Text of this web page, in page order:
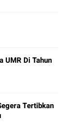
UMR Di Tahun
Tertibkan